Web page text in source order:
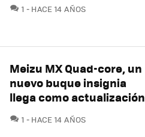
1 COMENTARIOS
HACE 14 AÑOS
Meizu MX Quad-core, un
nuevo buque insignia
llega como actualización
1 COMENTARIOS
HACE 14 AÑOS